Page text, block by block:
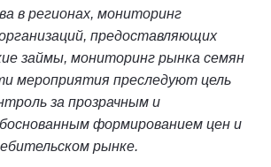
в регионах, мониторинг
предоставляющих
займы, мониторинг рынка семян
мероприятия преследуют цель
за прозрачным и
формированием цен и
рынке.